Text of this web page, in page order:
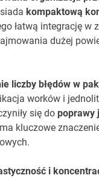
kompaktową
łatwą integrację w
dużej
liczby błędów w
worków i
się do poprawy
kluczowe
i